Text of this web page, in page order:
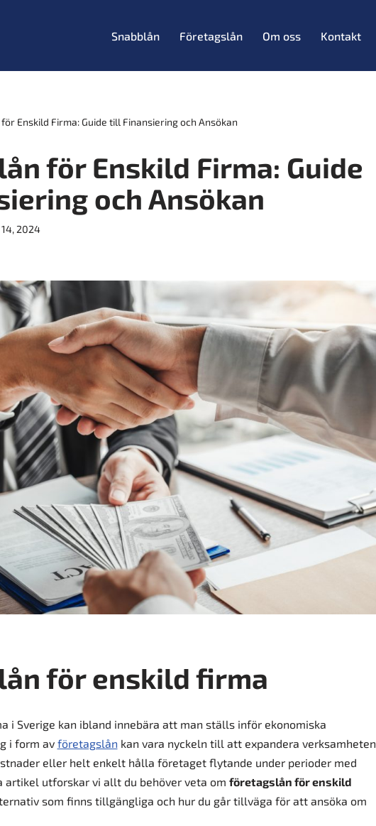
Snabblån Företagslån Om oss Kontakt
Enskild Firma: Guide till Finansiering och Ansökan
för Enskild Firma: Guide
och Ansökan
2024
för enskild firma
i Sverige kan ibland innebära att man ställs inför ekonomiska
i form av företagslån kan vara nyckeln till att expandera verksamheten,
eller helt enkelt hålla företaget flytande under perioder med
artikel utforskar vi allt du behöver veta om företagslån för enskild
som finns tillgängliga och hur du går tillväga för att ansöka om